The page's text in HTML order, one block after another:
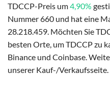
TDCCP-Preis um4,90%
Nummer 660 und hat eine
28.218.459. Möchten Sie
besten Orte, um TDCCP zu
Binance und Coinbase.
unserer Kauf-/Verkaufsseite.